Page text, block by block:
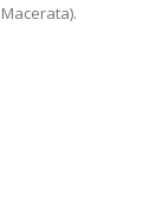
Macerata).